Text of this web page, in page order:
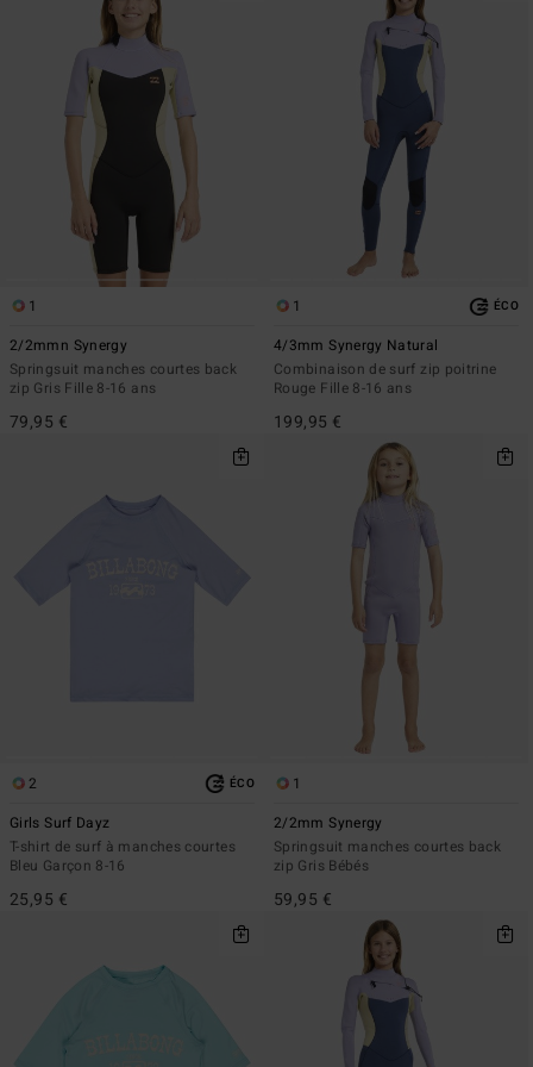
1
2/2mmn Synergy
Springsuit manches courtes back
zip Gris Fille 8-16 ans
79,95 €
1 ÉCO
4/3mm Synergy Natural
Combinaison de surf zip poitrine
Rouge Fille 8-16 ans
199,95 €
2 ÉCO
Girls Surf Dayz
T-shirt de surf à manches courtes
Bleu Garçon 8-16
25,95 €
1
2/2mm Synergy
Springsuit manches courtes back
zip Gris Bébés
59,95 €